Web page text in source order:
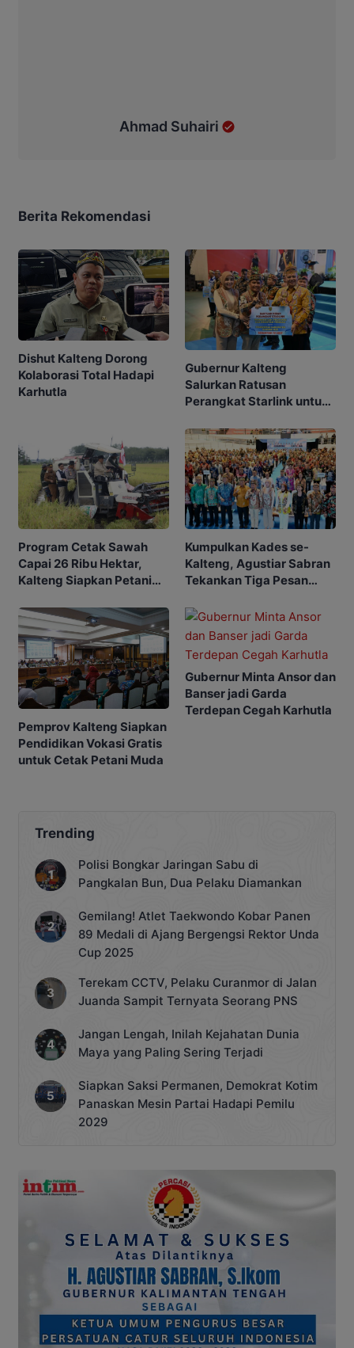
Ahmad Suhairi
Berita Rekomendasi
Dishut Kalteng Dorong
Kolaborasi Total Hadapi
Karhutla
Gubernur Kalteng
Salurkan Ratusan
Perangkat Starlink untuk
Program Cetak Sawah
Capai 26 Ribu Hektar,
Kalteng Siapkan Petani
Kumpulkan Kades se-
Kalteng, Agustiar Sabran
Tekankan Tiga Pesan
Pemprov Kalteng Siapkan
Pendidikan Vokasi Gratis
untuk Cetak Petani Muda
Gubernur Minta Ansor dan
Banser jadi Garda
Terdepan Cegah Karhutla
Trending
Polisi Bongkar Jaringan Sabu di
Pangkalan Bun, Dua Pelaku Diamankan
Gemilang! Atlet Taekwondo Kobar Panen
89 Medali di Ajang Bergengsi Rektor Unda
Cup 2025
Terekam CCTV, Pelaku Curanmor di Jalan
Juanda Sampit Ternyata Seorang PNS
Jangan Lengah, Inilah Kejahatan Dunia
Maya yang Paling Sering Terjadi
Siapkan Saksi Permanen, Demokrat Kotim
Panaskan Mesin Partai Hadapi Pemilu
2029